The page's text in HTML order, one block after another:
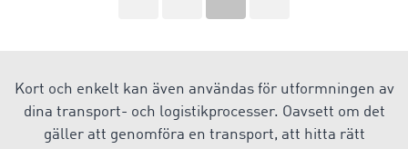
Kort och enkelt kan även användas för utformningen av
dina transport- och logistikprocesser. Oavsett om det
gäller att genomföra en transport, att hitta rätt